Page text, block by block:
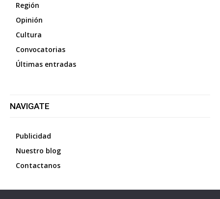
Región
Opinión
Cultura
Convocatorias
Últimas entradas
NAVIGATE
Publicidad
Nuestro blog
Contactanos